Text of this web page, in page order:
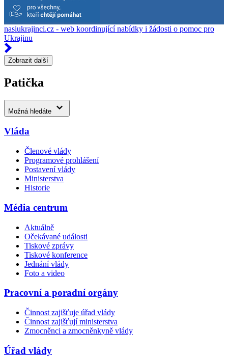
nasiukrajinci.cz - web koordinující nabídky i žádosti o pomoc pro
Ukrajinu
Zobrazit další
Patička
Možná hledáte
Vláda
Členové vlády
Programové prohlášení
Postavení vlády
Ministerstva
Historie
Média centrum
Aktuálně
Očekávané události
Tiskové zprávy
Tiskové konference
Jednání vlády
Foto a video
Pracovní a poradní orgány
Činnost zajišťuje úřad vlády
Činnost zajišťují ministerstva
Zmocněnci a zmocněnkyně vlády
Úřad vlády